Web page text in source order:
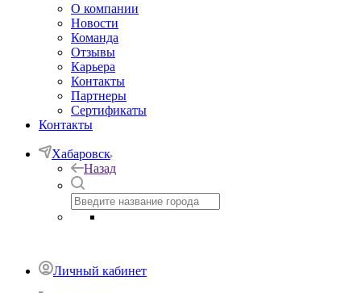
О компании
Новости
Команда
Отзывы
Карьера
Контакты
Партнеры
Сертификаты
Контакты
Хабаровск
Назад
Личный кабинет